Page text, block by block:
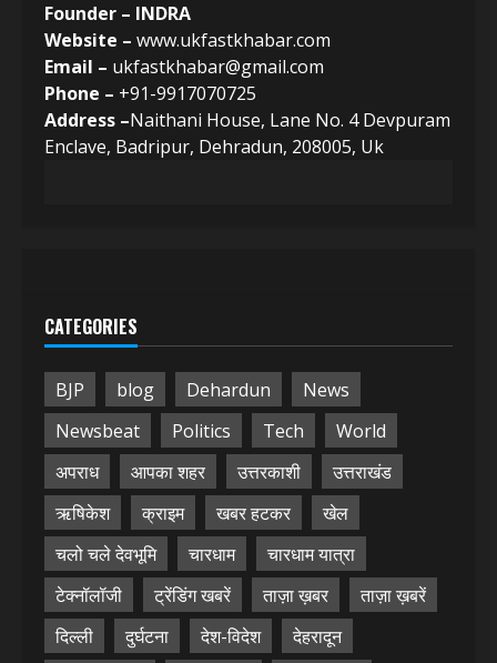
Founder – INDRA
Website – www.ukfastkhabar.com
Email – ukfastkhabar@gmail.com
Phone – +91-9917070725
Address –Naithani House, Lane No. 4 Devpuram
Enclave, Badripur, Dehradun, 208005, Uk
CATEGORIES
BJP blog Dehardun
News
Newsbeat
Politics Tech
World
अपराध
आपका शहर उत्तरकाशी
उत्तराखंड
ऋषिकेश
क्राइम खबर हटकर
खेल
चलो चले देवभूमि
चारधाम
चारधाम यात्रा
टेक्नॉलॉजी
ट्रेंडिंग खबरें ताज़ा ख़बर
ताज़ा ख़बरें
दिल्ली
दुर्घटना देश-विदेश
देहरादून